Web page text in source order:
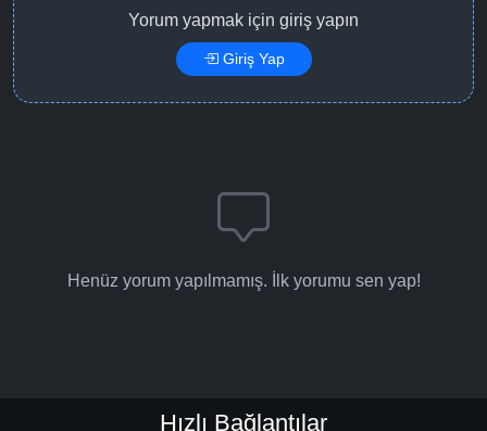
Yorum yapmak için giriş yapın
Giriş Yap
Henüz yorum yapılmamış. İlk yorumu sen yap!
Hızlı Bağlantılar